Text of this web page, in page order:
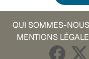
QUI SOMMES-
MENTIONS